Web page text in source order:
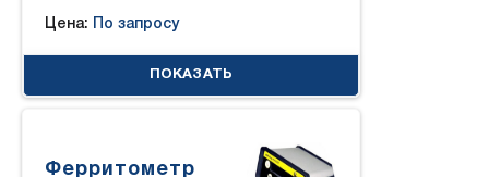
Цена: По запросу
ПОКАЗАТЬ
Ферритометр